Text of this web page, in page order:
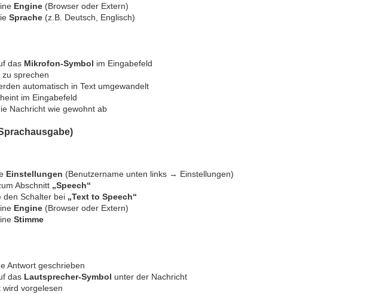
Engine (Browser oder Extern)
Sprache (z.B. Deutsch, Englisch)
das Mikrofon-Symbol im Eingabefeld
zu sprechen
automatisch in Text umgewandelt
im Eingabefeld
Nachricht wie gewohnt ab
Einstellungen (Benutzername unten links → Einstellungen)
Abschnitt „Speech“
den Schalter bei „Text to Speech“
Engine (Browser oder Extern)
Stimme
Antwort geschrieben
das Lautsprecher-Symbol unter der Nachricht
wird vorgelesen